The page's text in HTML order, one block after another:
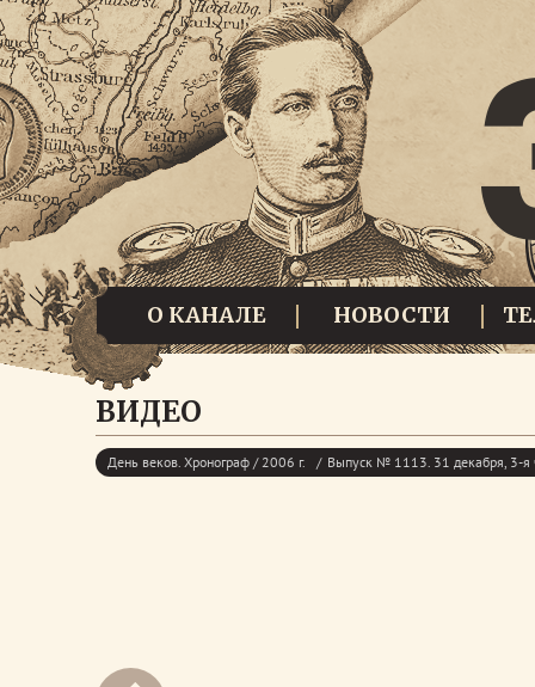
О КАНАЛЕ НОВОСТИ
ВИДЕО
День веков. Хронограф / 2006 г. Выпуск № 1113. 31 декабря, 3-я